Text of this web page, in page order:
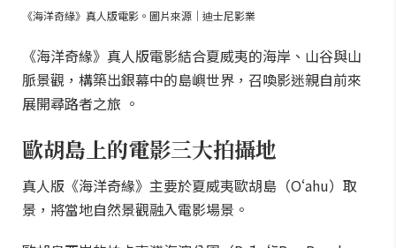
《海洋奇緣》真人版電影。圖片來源｜迪士尼影業
《海洋奇緣》真人版電影結合夏威夷的海岸、山谷與山
脈景觀，構築出銀幕中的島嶼世界，召喚影迷親自前來
展開尋路者之旅 。
歐胡島上的電影三大拍攝地
真人版《海洋奇緣》主要於夏威夷歐胡島（Oʻahu）取
景，將當地自然景觀融入電影場景。